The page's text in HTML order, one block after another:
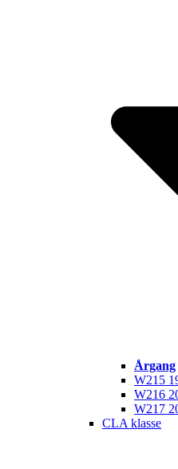
Årgang
W215
W216
W217
CLA klasse